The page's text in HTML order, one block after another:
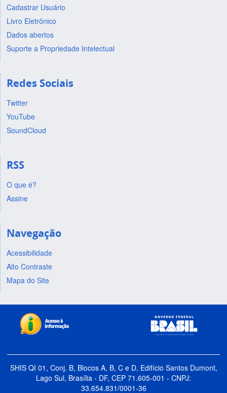
Cadastrar Usuário
Livro Eletrônico
Dados abertos
Suporte a Propriedade Intelectual
Redes Sociais
Twitter
YouTube
SoundCloud
RSS
O que é?
Assine
Navegação
Acessibilidade
Alto Contraste
Mapa do Site
SHIS QI 01, Conj. B, Blocos A, B, C e D, Edifício Santos Dumont,
Lago Sul, Brasília - DF, CEP 71.605-001 - CNPJ:
33.654.831/0001-36